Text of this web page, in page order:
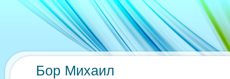
Бор Михаил